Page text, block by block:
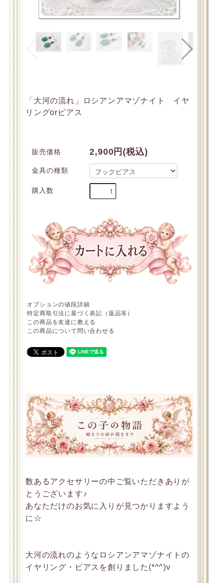
「大河の流れ」ロシアンアマゾナイト イヤ
リングorピアス
販売価格 2,900円(税込)
金具の種類
購入数
オプションの値段詳細
特定商取引法に基づく表記（返品等）
この商品を友達に教える
この商品について問い合わせる
数あるアクセサリーの中ご覧いただきありが
とうございます♪
あなただけのお気に入りが見つかりますよう
に☆
大河の流れのようなロシアンアマゾナイトの
イヤリング・ピアスを創りました(*^^)v